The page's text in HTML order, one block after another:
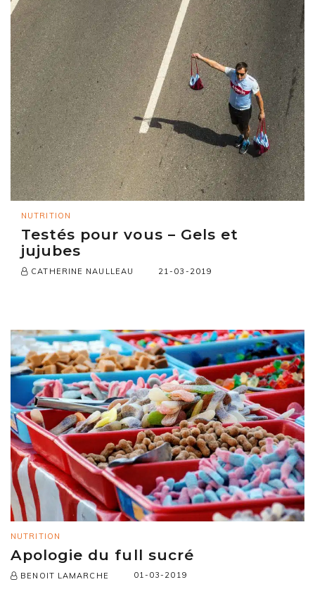
NUTRITION
Testés pour vous – Gels et
jujubes
CATHERINE NAULLEAU 21-03-2019
NUTRITION
Apologie du full sucré
BENOIT LAMARCHE 01-03-2019